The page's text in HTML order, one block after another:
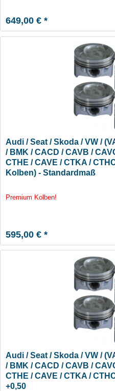
649,00 € *
Audi / Seat / Skoda / VW /
/ BMK / CACD / CAVB /
CTHE / CAVE / CTKA /
Kolben) - Standardmaß
Premium Kolben!
595,00 € *
Audi / Seat / Skoda / VW /
/ BMK / CACD / CAVB /
CTHE / CAVE / CTKA /
+0,50